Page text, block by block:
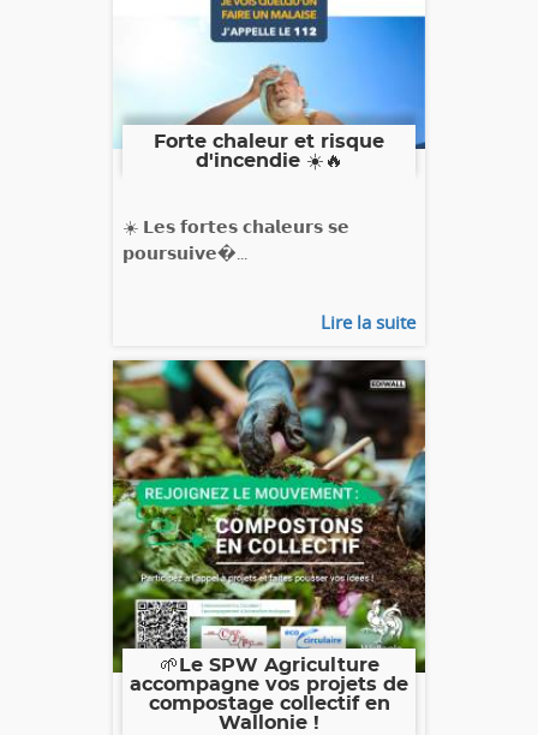
Forte chaleur et risque
d'incendie ☀️🔥
☀️ 𝗟𝗲𝘀 𝗳𝗼𝗿𝘁𝗲𝘀 𝗰𝗵𝗮𝗹𝗲𝘂𝗿𝘀 𝘀𝗲
𝗽𝗼𝘂𝗿𝘀𝘂𝗶𝘃𝗲�...
Lire la suite
🌱Le SPW Agriculture
accompagne vos projets de
compostage collectif en
Wallonie !